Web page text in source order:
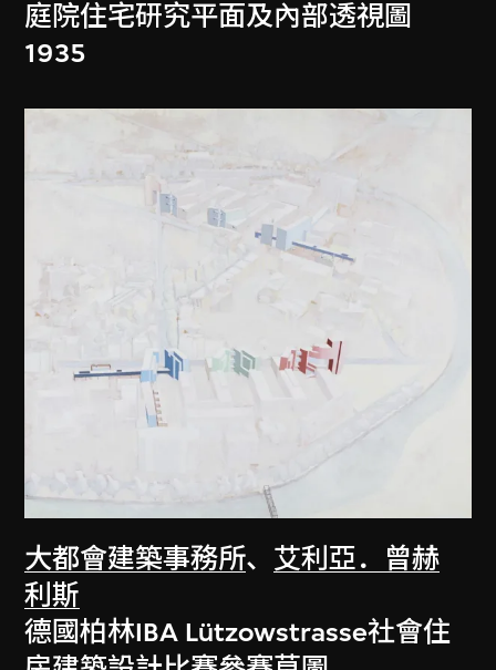
庭院住宅研究平面及內部透視圖
1935
大都會建築事務所、 艾利亞．曾赫
利斯
德國柏林IBA Lützowstrasse社會住